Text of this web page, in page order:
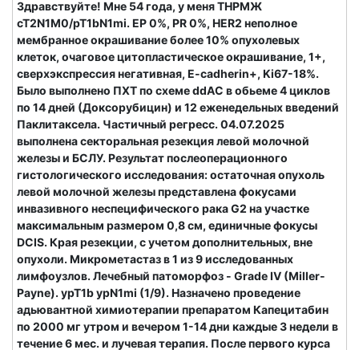
Здравствуйте! Мне 54 года, у меня ТНРМЖ
cT2N1M0/pT1bN1mi. ЕР 0%, РR 0%, HER2 неполное
мембранное окрашивание более 10% опухолевых
клеток, очаговое цитопластическое окрашивание, 1+,
сверхэкспрессия негативная, E-cadherin+, Ki67-18%.
Было выполнено ПХТ по схеме ddAC в обьеме 4 циклов
по 14 дней (Доксорубицин) и 12 еженедельных введений
Паклитаксела. Частичный регресс. 04.07.2025
выполнена секторальная резекция левой молочной
железы и БСЛУ. Результат послеоперационного
гистологического исследования: остаточная опухоль
левой молочной железы представлена фокусами
инвазивного неспецифического рака G2 на участке
максимальным размером 0,8 см, единичные фокусы
DCIS. Края резекции, с учетом дополнительных, вне
опухоли. Микрометастаз в 1 из 9 исследованных
лимфоузлов. Лечебный патоморфоз - Grade IV (Miller-
Payne). ypT1b ypN1mi (1/9). Назначено проведение
адьювантной химиотерапии препаратом Капецитабин
по 2000 мг утром и вечером 1-14 дни каждые 3 недели в
течение 6 мес. и лучевая терапия. После первого курса